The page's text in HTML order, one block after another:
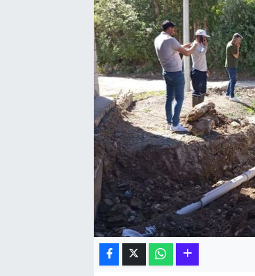
İLGİNÇ HABERLER
KÜLTÜR SANAT
MAGAZİN